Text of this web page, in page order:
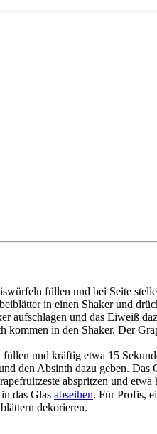
füllen und bei Seite
in einen Shaker und
aufschlagen und das Eiweiß
in den Shaker. Der
und kräftig etwa 15
den Absinth dazu geben.
abspritzen und
das Glas abseihen. Für Profis,
dekorieren.